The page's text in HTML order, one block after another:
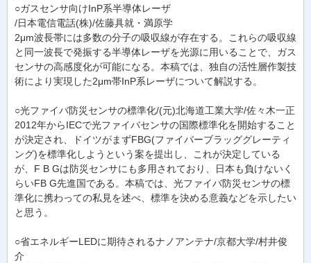
○ガスセンサ向けInP系半導体レーザ
/日本電信電話(株)/佐藤具就・満原学
2μm波長帯には多数の分子の吸収線が存在する。これらの吸収線
と同一波長で発振する半導体レーザを光源に用いることで、ガス
センサの高感度化が可能になる。本稿では、独自の活性層作製技
術により実現した2μm帯InP系レーザについて解説する。
○光ファイバ防災センサの標準化/(元)北海道工業大学/佐々木一正
2012年からIECで光ファイバセンサの国際標準化を開始すること
が決定され、ドイツがまずFBG(ファイバーブラッググレーティ
ング)を標準化しようという案を提出し、これが決定している
が、F B Gは防災センサにも多用されており、日本も負けないく
らいFB G先進国である。本稿では、光ファイバ防災センサの標
準化に携わっての私見を述べ、標準を決める意義などを示したい
と思う。
○省エネルギーLEDに期待されるナノアンテナ/京都大学/村井俊
介